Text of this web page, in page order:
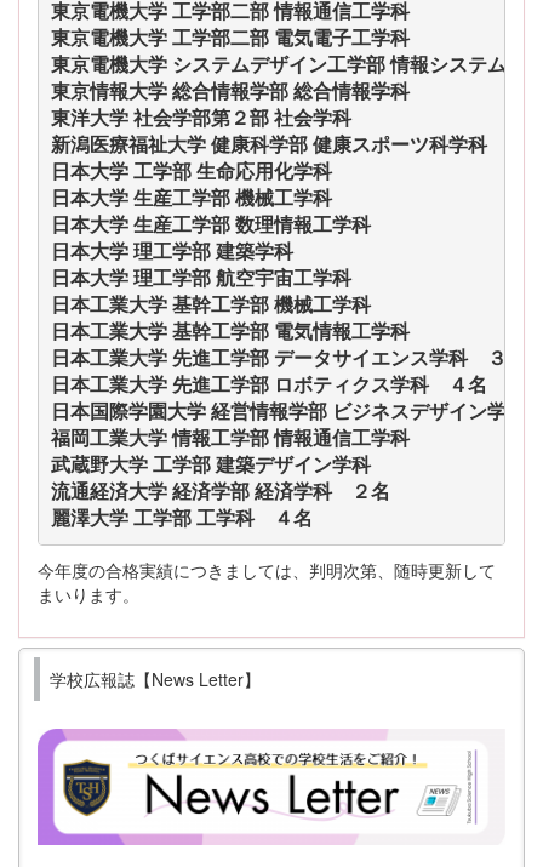
東京電機大学 工学部二部 情報通信工学科
東京電機大学 工学部二部 電気電子工学科
東京電機大学 システムデザイン工学部 情報システム工
東京情報大学 総合情報学部 総合情報学科
東洋大学 社会学部第２部 社会学科
新潟医療福祉大学 健康科学部 健康スポーツ科学科
日本大学 工学部 生命応用化学科
日本大学 生産工学部 機械工学科
日本大学 生産工学部 数理情報工学科
日本大学 理工学部 建築学科
日本大学 理工学部 航空宇宙工学科
日本工業大学 基幹工学部 機械工学科
日本工業大学 基幹工学部 電気情報工学科
日本工業大学 先進工学部 データサイエンス学科　３名
日本工業大学 先進工学部 ロボティクス学科　４名
日本国際学園大学 経営情報学部 ビジネスデザイン学科
福岡工業大学 情報工学部 情報通信工学科
武蔵野大学 工学部 建築デザイン学科
流通経済大学 経済学部 経済学科　２名
麗澤大学 工学部 工学科　４名
今年度の合格実績につきましては、判明次第、随時更新して
まいります。
学校広報誌【News Letter】